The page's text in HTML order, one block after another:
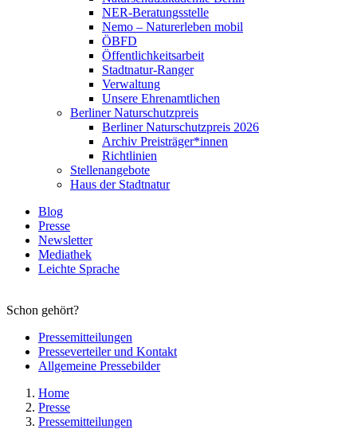
NER-Beratungsstelle
Nemo – Naturerleben mobil
ÖBFD
Öffentlichkeitsarbeit
Stadtnatur-Ranger
Verwaltung
Unsere Ehrenamtlichen
Berliner Naturschutzpreis
Berliner Naturschutzpreis 2026
Archiv Preisträger*innen
Richtlinien
Stellenangebote
Haus der Stadtnatur
Blog
Presse
Newsletter
Mediathek
Leichte Sprache
Schon gehört?
Pressemitteilungen
Presseverteiler und Kontakt
Allgemeine Pressebilder
Home
Presse
Pressemitteilungen